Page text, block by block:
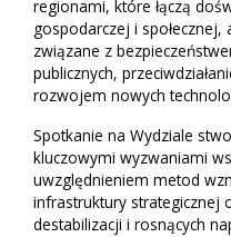
regionami, które łączą
gospodarczej i
związane z
publicznych,
rozwojem nowych
Spotkanie na Wydziale
kluczowymi wyzwaniami
uwzględnieniem metod
infrastruktury strategicznej
destabilizacji i rosnących